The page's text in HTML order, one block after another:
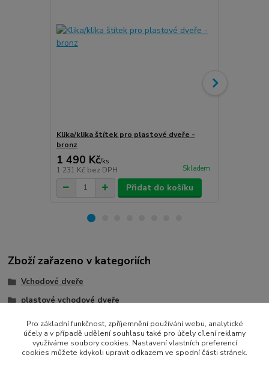
Klika/klika štítek pro plastové dveře -
bronz
1 490 Kč/ks
1 231 Kč bez DPH Skladem
Přidat do košíku
Zboží zařazeno v kategoriích
Vchodové dveře
plastové vchodové dveře
vchodové dveře do bytu
vchodové dveře dle lokality
vchodové dveře podle barvy
Pro základní funkčnost, zpříjemnění používání webu, analytické
účely a v případě udělení souhlasu také pro účely cílení reklamy
využíváme soubory cookies. Nastavení vlastních preferencí
cookies můžete kdykoli upravit odkazem ve spodní části stránek.